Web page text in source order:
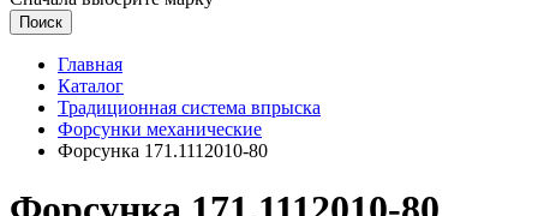
Поиск
Главная
Каталог
Традиционная система впрыска
Форсунки механические
Форсунка 171.1112010-80